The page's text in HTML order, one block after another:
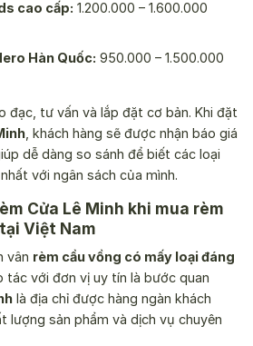
cao cấp: 1.200.000 – 1.600.000
Hàn Quốc: 950.000 – 1.500.000
đạc, tư vấn và lắp đặt cơ bản. Khi đặt
, khách hàng sẽ được nhận báo giá
dễ dàng so sánh để biết các loại
với ngân sách của mình.
Cửa Lê Minh khi mua rèm
Việt Nam
vân rèm cầu vồng có mấy loại đáng
tác với đơn vị uy tín là bước quan
là địa chỉ được hàng ngàn khách
lượng sản phẩm và dịch vụ chuyên